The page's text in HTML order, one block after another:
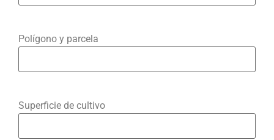
Polígono y parcela
Superficie de cultivo